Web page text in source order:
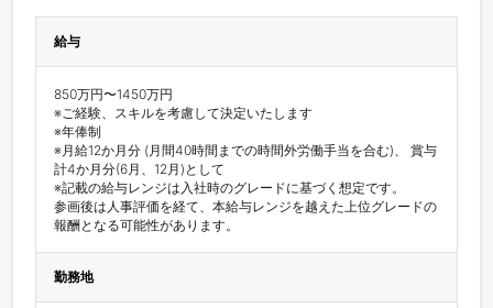
給与
850万円〜1450万円
※ご経験、スキルを考慮して決定いたします
※年俸制
※月給12か月分 (月間40時間までの時間外労働手当を合む)、 賞与
計4か月分(6月、12月)として
※記載の給与レンジは入社時のグレードに基づく想定です。
参画後は人事評価を経て、本給与レンジを越えた上位グレードの
報酬となる可能性があります。
勤務地